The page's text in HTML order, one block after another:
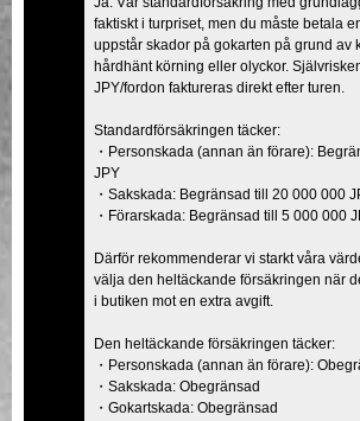
faktiskt i turpriset, men du måste betala
uppstår skador på gokarten på grund av
hårdhänt körning eller olyckor.
JPY/fordon faktureras direkt efter turen.
Standardförsäkringen täcker:
・Personskada (annan än förare):
JPY
・Sakskada: Begränsad till 20 000 000
・Förarskada: Begränsad till 5 000 000
Därför rekommenderar vi starkt våra
välja den heltäckande försäkringen när
i butiken mot en extra avgift.
Den heltäckande försäkringen täcker:
・Personskada (annan än förare):
・Sakskada: Obegränsad
・Gokartskada: Obegränsad